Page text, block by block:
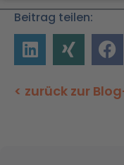
< zurück zur
Beitrag teilen: